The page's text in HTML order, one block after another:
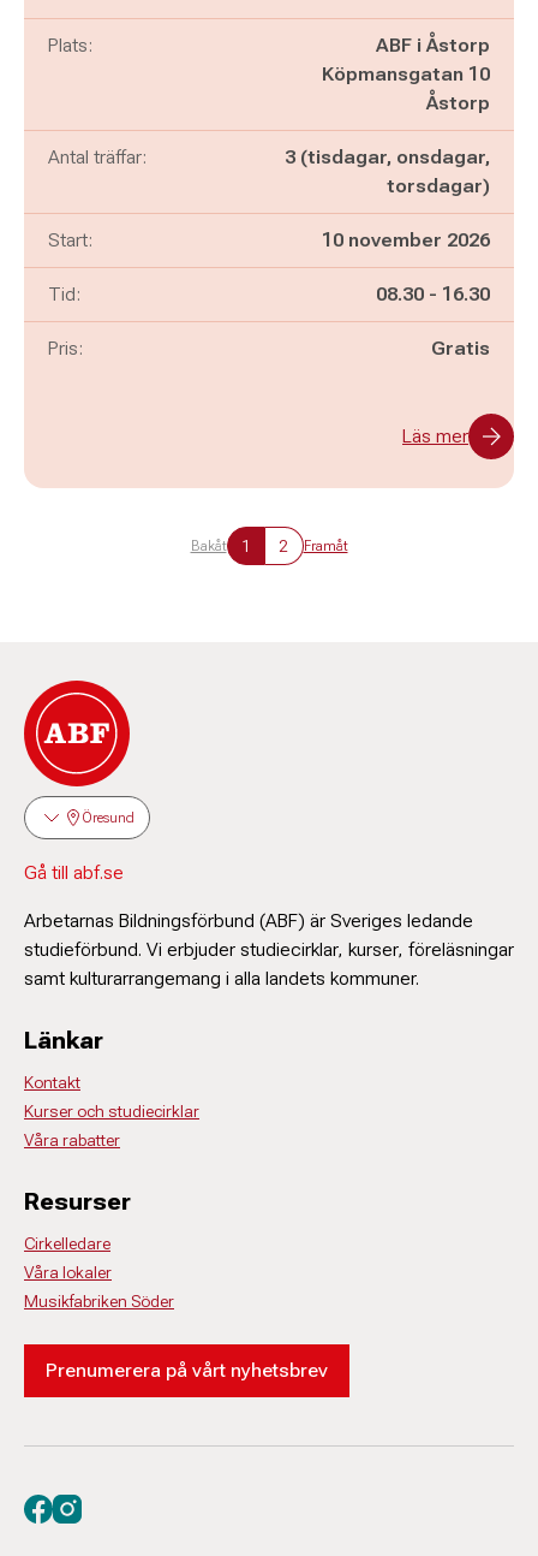
Plats:
ABF i Åstorp
Köpmansgatan 10
Åstorp
Antal träffar:
3 (tisdagar, onsdagar,
torsdagar)
Start: 10 november 2026
Tid: Pågår mellan
08.30 - och
16.30
Pris: Gratis
Läs mer
Bakåt 1 2 Framåt
Öresund
Gå till abf.se
Arbetarnas Bildningsförbund (ABF) är Sveriges ledande
studieförbund. Vi erbjuder studiecirklar, kurser, föreläsningar
samt kulturarrangemang i alla landets kommuner.
Länkar
Kontakt
Kurser och studiecirklar
Våra rabatter
Resurser
Cirkelledare
Våra lokaler
Musikfabriken Söder
Prenumerera på vårt nyhetsbrev
Besök oss på facebook
Besök oss på instagram